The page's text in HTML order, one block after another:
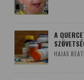
A
HAJAS